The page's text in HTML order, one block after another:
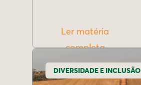
Ler matéria
completa
DIVERSIDADE E INCLUSÃO